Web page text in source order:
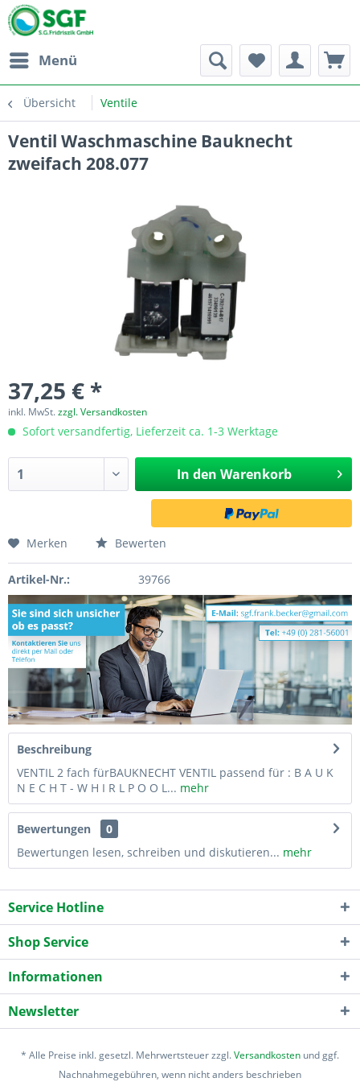
Menü
Übersicht Ventile
Ventil Waschmaschine Bauknecht
zweifach 208.077
37,25 € *
inkl. MwSt.zzgl. Versandkosten
Sofort versandfertig, Lieferzeit ca. 1-3 Werktage
In den Warenkorb
Merken Bewerten
Artikel-Nr.: 39766
Beschreibung
VENTIL 2 fach fürBAUKNECHT VENTIL passend für : B A U K
N E C H T - W H I R L P O O L... mehr
Bewertungen
0
Bewertungen lesen, schreiben und diskutieren... mehr
Service Hotline
Shop Service
Informationen
Newsletter
* Alle Preise inkl. gesetzl. Mehrwertsteuer zzgl.Versandkosten und ggf.
Nachnahmegebühren, wenn nicht anders beschrieben